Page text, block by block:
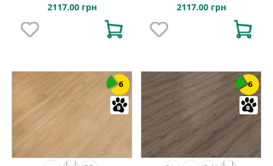
2117.00 грн 2117.00 грн
6 6